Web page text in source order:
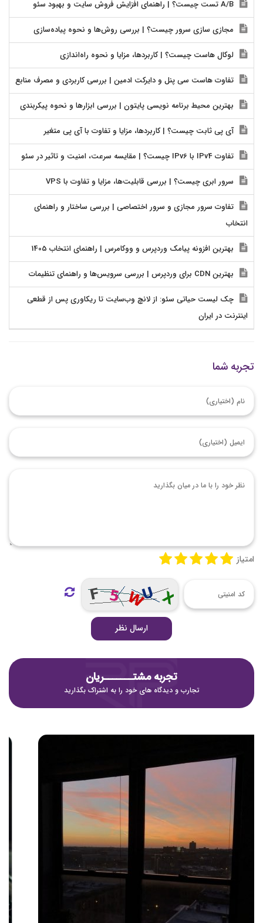
مجازی سازی سرور چیست؟ | بررسی روش‌ها و نحوه پیاده‌سازی
لوکال هاست چیست؟ | کاربردها، مزایا و نحوه راه‌اندازی
تفاوت هاست سی پنل و دایرکت ادمین | بررسی کاربردی و مصرف منابع
بهترین محیط برنامه نویسی پایتون | بررسی ابزارها و نحوه پیکربندی
آی پی ثابت چیست؟ | کاربردها، مزایا و تفاوت با آی پی متغیر
تفاوت IPv4 با IPv6 چیست؟ | مقایسه سرعت، امنیت و تاثیر در سئو
سرور ابری چیست؟ | بررسی قابلیت‌ها، مزایا و تفاوت با VPS
تفاوت سرور مجازی و سرور اختصاصی | بررسی ساختار و راهنمای
انتخاب
بهترین افزونه پیامک وردپرس و ووکامرس | راهنمای انتخاب 1405
بهترین CDN برای وردپرس | بررسی سرویس‌ها و راهنمای تنظیمات
چک لیست حیاتی سئو: از لانچ وب‌سایت تا ریکاوری پس از قطعی
اینترنت در ایران
تجربه شما
امتیاز
ارسال نظر
تجربه مشتـــــــریان
تجارب و دیدگاه های خود را به اشتراک بگذارید